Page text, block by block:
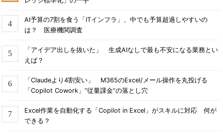
AI予算の7割を食う「ITインフラ」、中でも予算超過しやすいの
は？ 医療機関調査
「アイデア出しを抜いた」 生成AIなしで最も不安になる業務とい
えば？
「Claudeより4割安い」 M365のExcel/メール操作を丸投げる
「Copilot Cowork」“従量課金”の落とし穴
Excel作業を自動化する「Copilot in Excel」がスキルに対応 何が
できる？